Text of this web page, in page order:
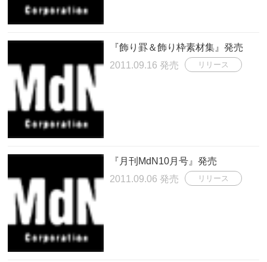
『飾り罫＆飾り枠素材集』発売
2011.09.16 発売
リリース
『月刊MdN10月号』発売
2011.09.06 発売
リリース